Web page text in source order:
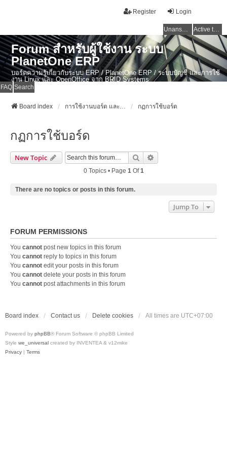
Login
Register
Unanswered topics Active topics
Forum สำหรับผู้ใช้งาน ระบบ
PlanetOne ERP
บอร์ดความรู้เกี่ยวกับระบบ ERP / PlanetOne ERP / ระบบบัญชี และการใช้
งาน Linux และ OpenOffice จาก BRID Systems
FAQ Search
Board index การใช้งานบอร์ด และข่าวสาร ERP ไทย / PlanetOne ERP / งานบัญชี / Linux กฏการใช้บอร์ด
กฏการใช้บอร์ด
New Topic Search
0 Topics • Page 1Of1
There are no topics or posts in this forum.
Jump To
FORUM PERMISSIONS
You cannot post new topics in this forum
You cannot reply to topics in this forum
You cannot edit your posts in this forum
You cannot delete your posts in this forum
You cannot post attachments in this forum
Board index Contact us Delete cookies All times are UTC+07:00
Powered by phpBB® Forum Software © phpBB Limited
Style we_universal created by INVENTEA & v12mike
Privacy | Terms